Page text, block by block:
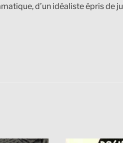
d’un idéaliste épris de